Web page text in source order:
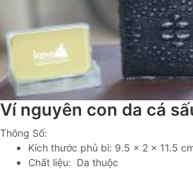
Ví nguyên con da cá
Thông Số:
Kích thước phủ bì: 9.5 x 2 x 11.5
Chất liệu: Da thuộc